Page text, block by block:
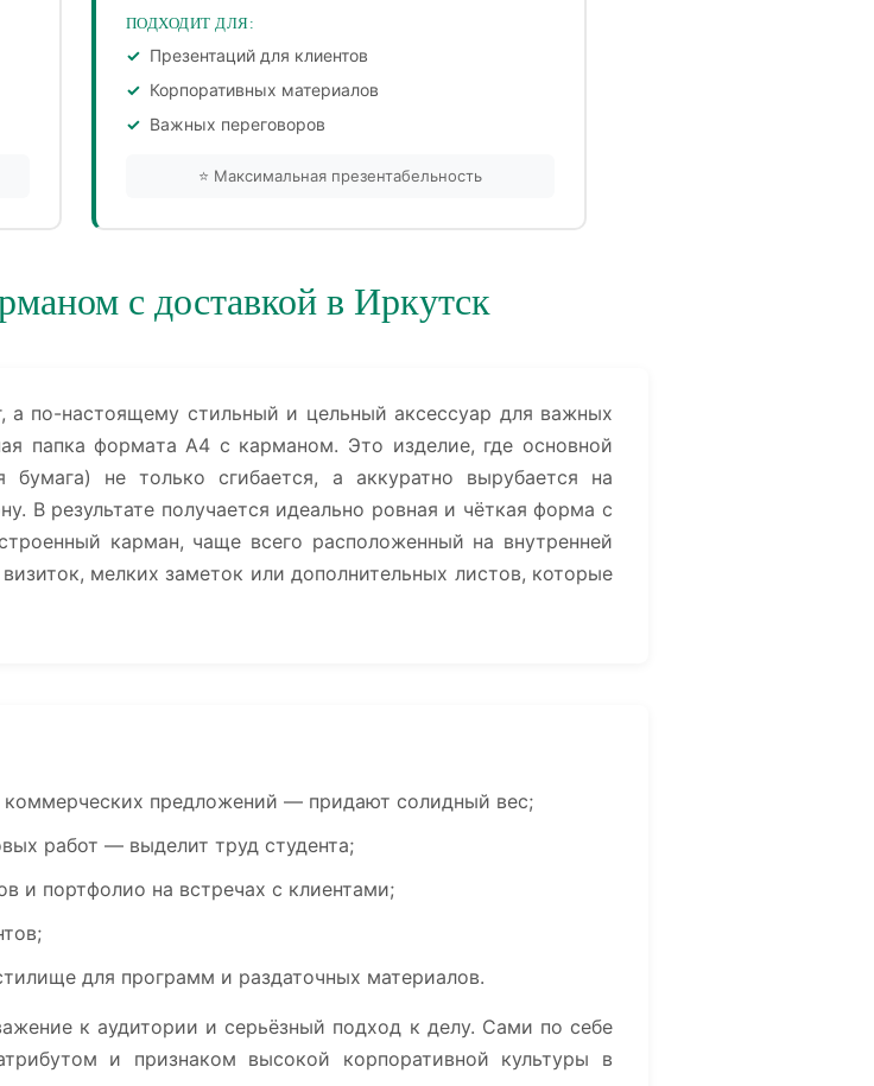
ПОДХОДИТ ДЛЯ:
Презентаций для клиентов
Корпоративных материалов
Важных переговоров
⭐ Максимальная презентабельность
с доставкой в Иркутск
а по-настоящему стильный и цельный аксессуар для важных
папка формата А4 с карманом. Это изделие, где основной
не только сгибается, а аккуратно вырубается на
В результате получается идеально ровная и чёткая форма с
карман, чаще всего расположенный на внутренней
мелких заметок или дополнительных листов, которые
коммерческих предложений — придают солидный вес;
работ — выделит труд студента;
и портфолио на встречах с клиентами;
для программ и раздаточных материалов.
к аудитории и серьёзный подход к делу. Сами по себе
и признаком высокой корпоративной культуры в